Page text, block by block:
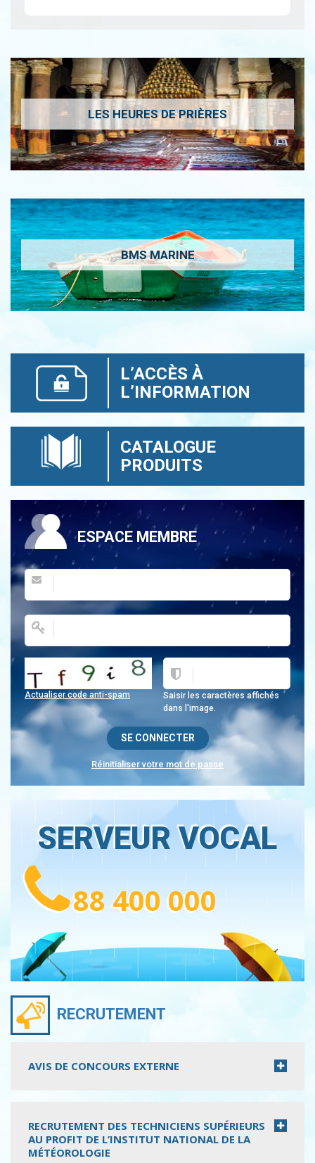
LES HEURES DE PRIÈRES
BMS MARINE
L’ACCÈS À
L’INFORMATION
CATALOGUE
PRODUITS
ESPACE MEMBRE
Saisir les caractères affichés
dans l'image.
Actualiser code anti-spam
Réinitialiser votre mot de passe
SERVEUR VOCAL
88 400 000
RECRUTEMENT
AVIS DE CONCOURS EXTERNE
RECRUTEMENT DES TECHNICIENS SUPÉRIEURS
AU PROFIT DE L’INSTITUT NATIONAL DE LA
MÉTÉOROLOGIE